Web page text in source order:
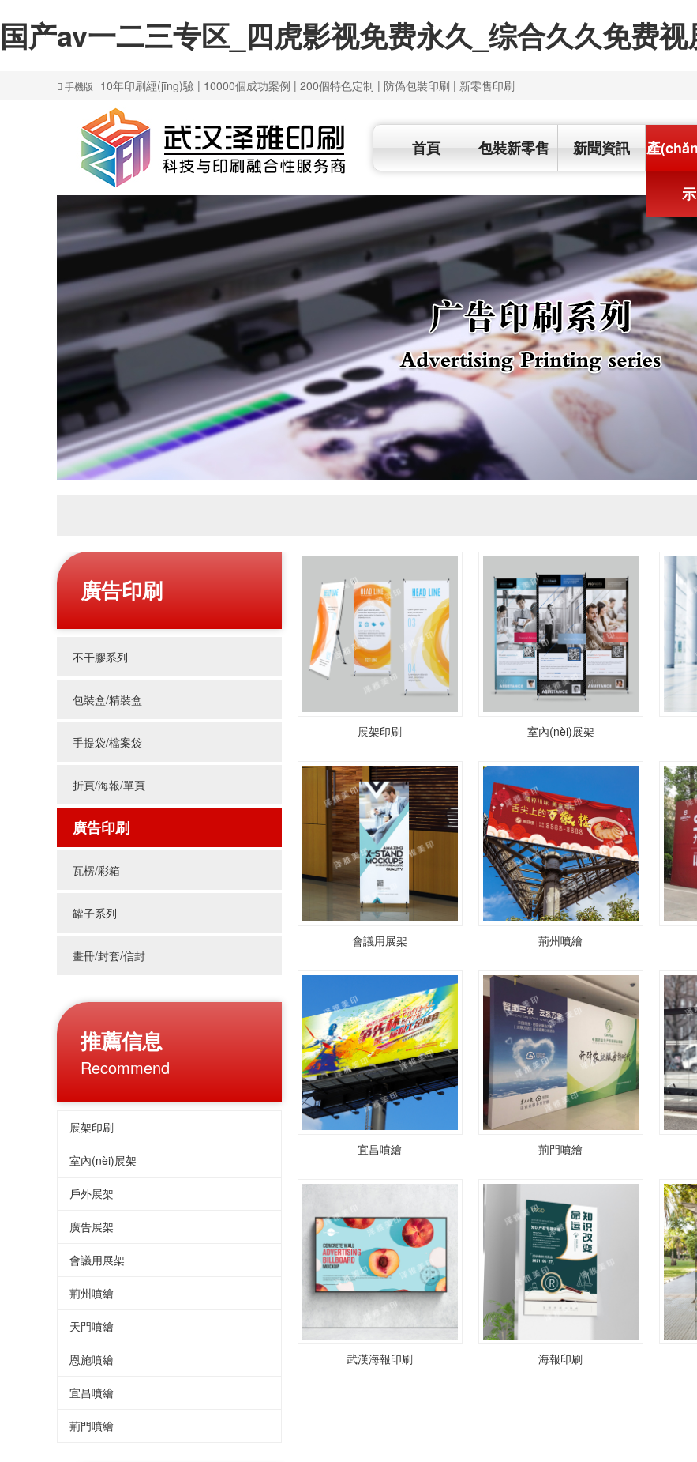
国产av一二三专区_四虎影视免费永久_综合久久免费
手機版 10年印刷經(jīng)驗 | 10000個成功案例 | 200個特色定制 | 防偽包裝印刷 | 新零售印刷
產
示
新聞資訊
包裝新零售
首頁
廣告印刷
不干膠系列
包裝盒/精裝盒
手提袋/檔案袋
折頁/海報/單頁
廣告印刷
瓦楞/彩箱
罐子系列
畫冊/封套/信封
推薦信息
Recommend
展架印刷
室內(nèi)展架
戶外展架
廣告展架
會議用展架
荊州噴繪
天門噴繪
恩施噴繪
宜昌噴繪
荊門噴繪
展架印刷 室內(nèi)展架
會議用展架 荊州噴繪
宜昌噴繪 荊門噴繪
武漢海報印刷 海報印刷